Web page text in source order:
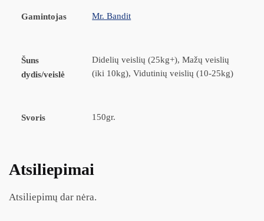
Gamintojas Mr. Bandit
Šuns
dydis/veislė
Didelių veislių (25kg+), Mažų veislių
(iki 10kg), Vidutinių veislių (10-25kg)
Svoris 150gr.
Atsiliepimai
Atsiliepimų dar nėra.